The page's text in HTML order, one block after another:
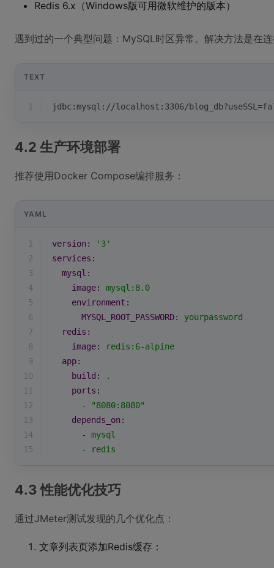
Redis 6.x（Windows版可用微软维护的版本）
遇到过的一个典型问题：MySQL时区异常。解决方法是在
TEXT
1 jdbc:mysql://localhost:3306/
4.2 生产环境部署
推荐使用Docker Compose编排服务：
YAML
1 version:
'3'
2
services:
3
mysql:
4
image:
mysql:8.0
5
environment:
6
MYSQL_ROOT_PASSWORD:
yourpassword
7
redis:
8
image:
redis:6-alpine
9
app:
10
build:
.
11
ports:
12
-
"8080:8080"
13
depends_on:
14
-
mysql
15
- redis
4.3 性能优化技巧
通过JMeter测试发现的几个优化点：
文章列表页添加Redis缓存：